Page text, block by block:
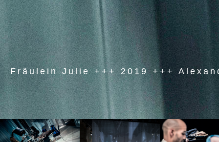
Fräulein Julie +++ 2019 +++